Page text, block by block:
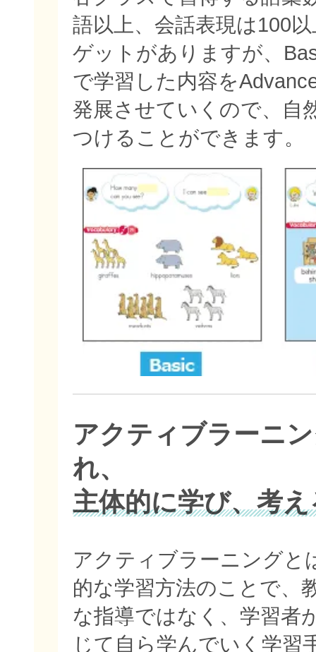
語以上、会話表現は100
ゲットがありますが、
で学習した内容を
発展させていくので、自
つけることができます。
アクティブラーニ
れ、
主体的に学び、考
アクティブラーニングと
的な学習方法のことで、
な指導ではなく、学習者
じて自ら学んでいく学習